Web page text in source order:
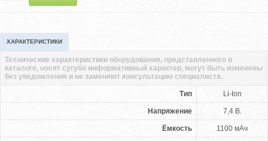
ХАРАКТЕРИСТИКИ
Тип Li-Ion
Напряжение 7,4 В.
Ёмкость 1100 мАч
Технические характеристики оборудования, представленного в
каталоге, носят сугубо информативный характер, могут быть изменены
без уведомления и не заменяют консультацию специалиста.